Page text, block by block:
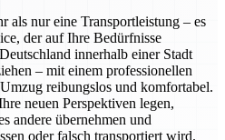
als nur eine Transportleistung – es
der auf Ihre Bedürfnisse
innerhalb einer Stadt
– mit einem professionellen
reibungslos und komfortabel.
neuen Perspektiven legen,
andere übernehmen und
oder falsch transportiert wird.